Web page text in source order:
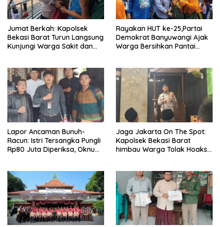
Jumat Berkah: Kapolsek
Bekasi Barat Turun Langsung
Kunjungi Warga Sakit dan
Rayakan HUT ke-25,Partai
Demokrat Banyuwangi Ajak
Warga Bersihkan Pantai
Lapor Ancaman Bunuh-
Racun: Istri Tersangka Pungli
Rp80 Juta Diperiksa, Oknum
Jaga Jakarta On The Spot:
Kapolsek Bekasi Barat
himbau Warga Tolak Hoaks